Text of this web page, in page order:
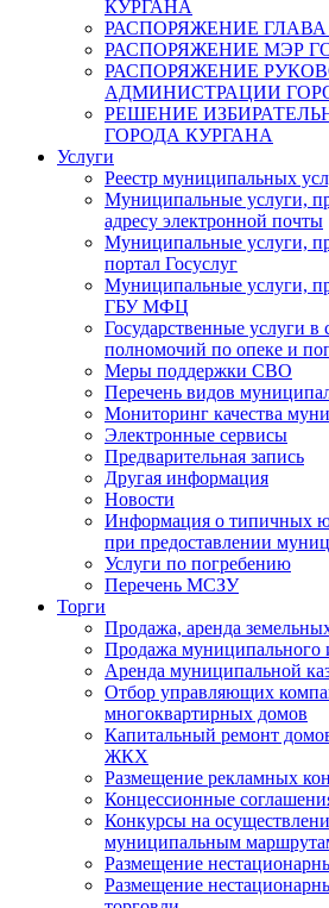
КУРГАНА
РАСПОРЯЖЕНИЕ
РАСПОРЯЖЕНИЕ МЭР
РАСПОРЯЖЕНИЕ
АДМИНИСТРАЦИИ
РЕШЕНИЕ
ГОРОДА КУРГАНА
Услуги
Реестр муниципальных
Муниципальные услуги,
адресу электронной почты
Муниципальные услуги,
портал Госуслуг
Муниципальные услуги,
ГБУ МФЦ
Государственные услуги в
полномочий по опеке и
Меры поддержки СВО
Перечень видов
Мониторинг качества
Электронные сервисы
Предварительная запись
Другая информация
Новости
Информация о типичных
при предоставлении
Услуги по погребению
Перечень МСЗУ
Торги
Продажа, аренда
Продажа муниципального
Аренда муниципальной
Отбор управляющих
многоквартирных домов
Капитальный ремонт
ЖКХ
Размещение рекламных
Концессионные
Конкурсы на
муниципальным
Размещение
Размещение